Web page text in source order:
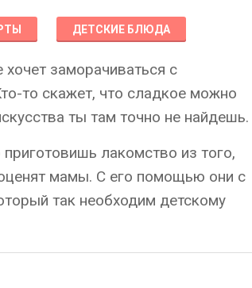
ДЕТСКИЕ БЛЮДА
заморачиваться с
то скажет, что сладкое можно
ты там точно не найдешь.
лакомство из того,
мамы. С его помощью они с
так необходим детскому